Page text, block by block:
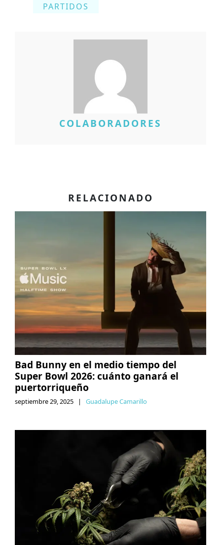
PARTIDOS
COLABORADORES
RELACIONADO
Bad Bunny en el medio tiempo del
Super Bowl 2026: cuánto ganará el
puertorriqueño
septiembre 29, 2025 | Guadalupe Camarillo